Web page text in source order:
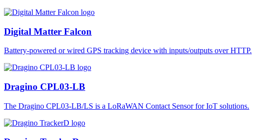
Digital Matter Falcon
Battery-powered or wired GPS tracking device with inputs/outputs over HTTP.
Dragino CPL03-LB
The Dragino CPL03-LB/LS is a LoRaWAN Contact Sensor for IoT solutions.